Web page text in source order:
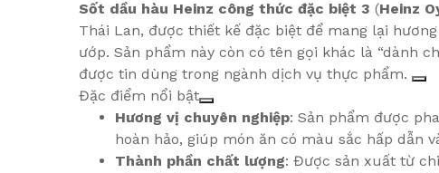
Sốt dầu hàu Heinz công thức đặc biệt 3 (Heinz
Thái Lan, được thiết kế đặc biệt để mang lại hương
ướp. Sản phẩm này còn có tên gọi khác là “dành
được tin dùng trong ngành dịch vụ thực phẩm.
Đặc điểm nổi bật
Hương vị chuyên nghiệp: Sản phẩm được
hoàn hảo, giúp món ăn có màu sắc hấp dẫn
Thành phần chất lượng: Được sản xuất từ